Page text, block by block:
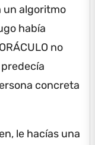
un algoritmo
había
ORÁCULO no
concreta
le hacías una